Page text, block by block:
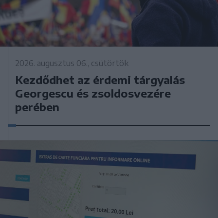
2026. augusztus 06., csütörtök
Kezdődhet az érdemi tárgyalás
Georgescu és zsoldosvezére
perében